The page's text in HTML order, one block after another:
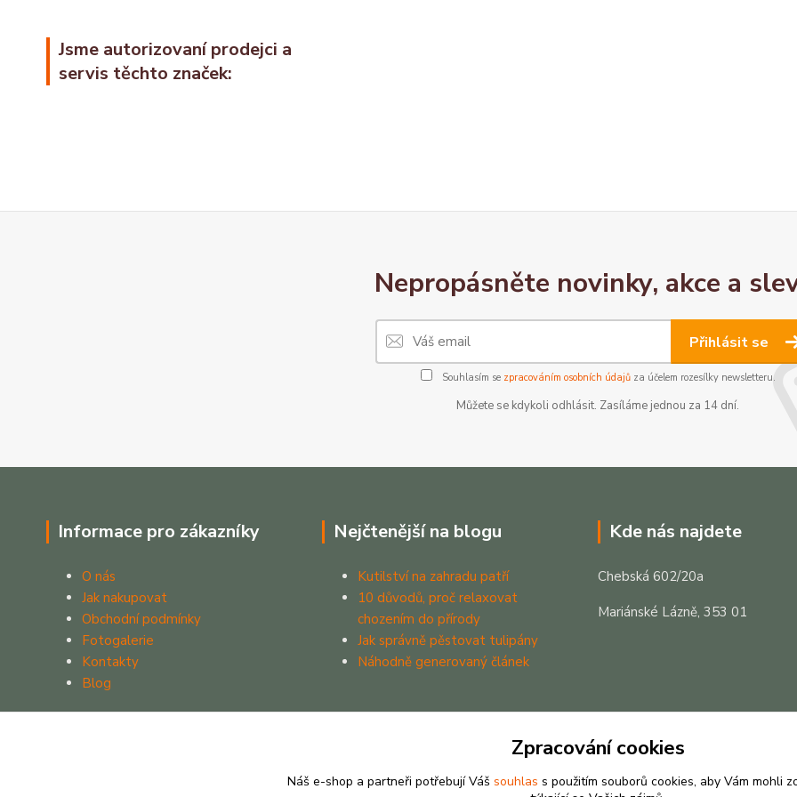
Jsme autorizovaní prodejci a
servis těchto značek:
Nepropásněte novinky, akce a
Přihlásit se
Souhlasím se zpracováním osobních údajůza účelem rozesílky newsletteru.
Můžete se kdykoli odhlásit. Zasíláme jednou za 14 dní.
Informace pro zákazníky
O nás
Jak nakupovat
Obchodní podmínky
Fotogalerie
Kontakty
Blog
Nejčtenější na blogu
Kutilství na zahradu patří
10 důvodů, proč relaxovat
chozením do přírody
Jak správně pěstovat tulipány
Náhodně generovaný článek
Kde nás najdete
Chebská 602/20a
Mariánské Lázně, 353 01
Zpracování cookies
Náš e-shop a partneři potřebují Váš souhlas s použitím souborů cookies, aby Vám mohli